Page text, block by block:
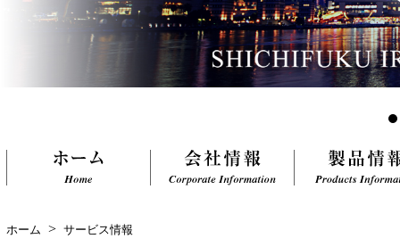
ホーム > サービス情報